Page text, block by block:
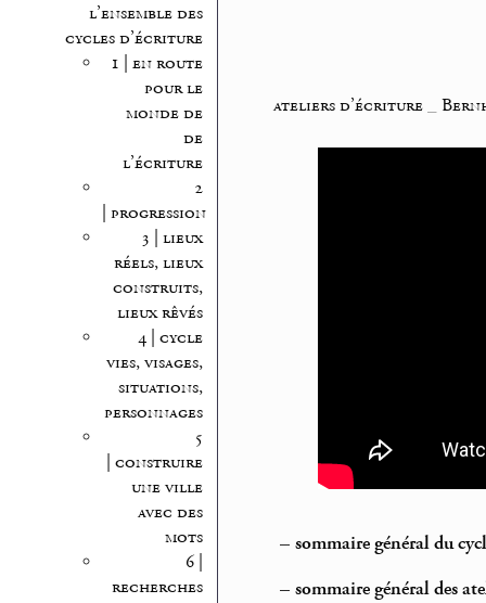
l’ensemble des
cycles d’écriture
1 | en route
pour le
monde de
de
l’écriture
2
| progression
3 | lieux
réels, lieux
construits,
lieux rêvés
4 | cycle
vies, visages,
situations,
personnages
5
| construire
une ville
avec des
mots
6 |
recherches
ateliers d’écriture_
– sommaire général du
– sommaire général des